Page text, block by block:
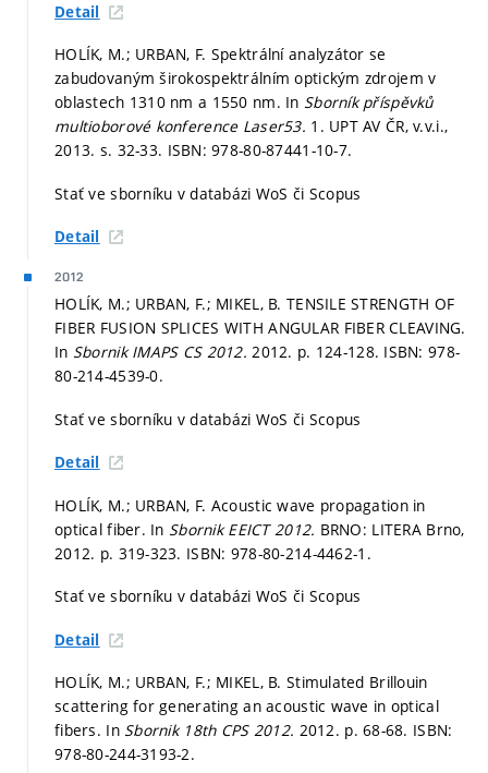
Detail
HOLÍK, M.; URBAN, F. Spektrální analyzátor se
zabudovaným širokospektrálním optickým zdrojem v
oblastech 1310 nm a 1550 nm. In Sborník příspěvků
multioborové konference Laser53. 1. UPT AV ČR, v.v.i.,
2013. s. 32-33. ISBN: 978-80-87441-10-7.
Stať ve sborníku v databázi WoS či Scopus
Detail
2012
HOLÍK, M.; URBAN, F.; MIKEL, B. TENSILE STRENGTH OF
FIBER FUSION SPLICES WITH ANGULAR FIBER CLEAVING.
In Sbornik IMAPS CS 2012.2012. p. 124-128. ISBN: 978-
80-214-4539-0.
Stať ve sborníku v databázi WoS či Scopus
Detail
HOLÍK, M.; URBAN, F. Acoustic wave propagation in
optical fiber. In Sbornik EEICT 2012. BRNO: LITERA Brno,
2012. p. 319-323. ISBN: 978-80-214-4462-1.
Stať ve sborníku v databázi WoS či Scopus
Detail
HOLÍK, M.; URBAN, F.; MIKEL, B. Stimulated Brillouin
scattering for generating an acoustic wave in optical
fibers. In Sbornik 18th CPS 2012. 2012. p. 68-68. ISBN:
978-80-244-3193-2.